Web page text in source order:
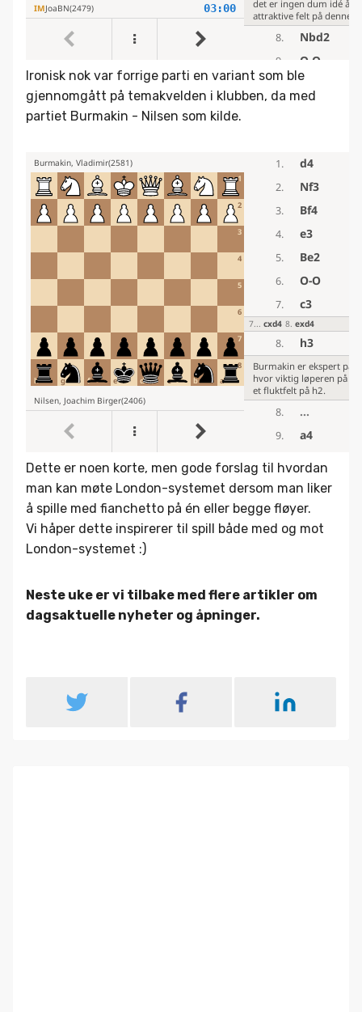
Ironisk nok var forrige parti en variant som ble
gjennomgått på temakvelden i klubben, da med
partiet Burmakin - Nilsen som kilde.
Dette er noen korte, men gode forslag til hvordan
man kan møte London-systemet dersom man liker
å spille med fianchetto på én eller begge fløyer.
Vi håper dette inspirerer til spill både med og mot
London-systemet :)
Neste uke er vi tilbake med flere artikler om
dagsaktuelle nyheter og åpninger.